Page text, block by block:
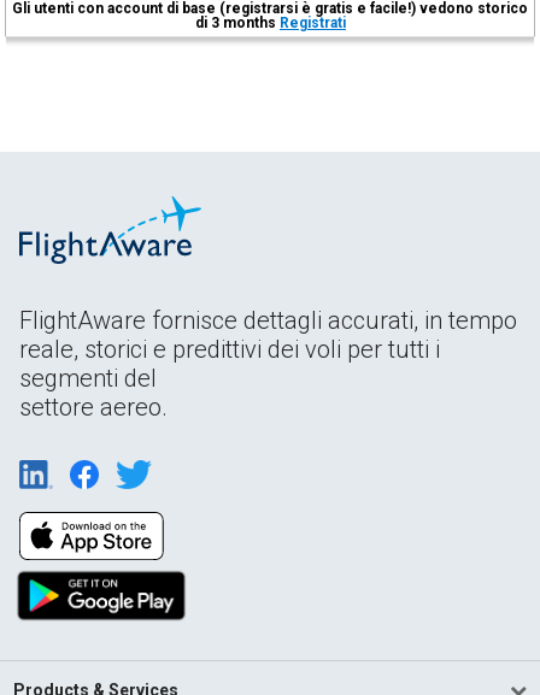
Gli utenti con account di base (registrarsi è gratis e facile!) vedono storico
di 3 months Registrati
FlightAware fornisce dettagli accurati, in tempo
reale, storici e predittivi dei voli per tutti i
segmenti del
settore aereo.
Products & Services